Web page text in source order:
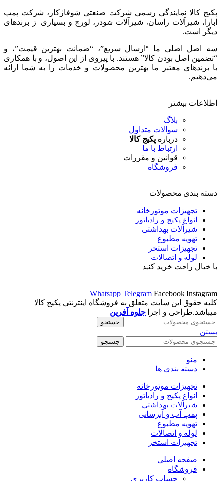
پکیج کالا نمایندگی رسمی شرکت صنعتی شوفاژکار، شرکت پمپ
ابارا، شیرآلات راسان، شیرآلات شودر، لورچ و بسیاری از برندهای
دیگر است.
سه اصل اصلی ما “ارسال سریع”، “ضمانت بهترین قیمت”، و
“تضمین اصل بودن کالا” هستند. با پیروی از این اصول، و با همکاری
با برندهای معتبر ما بهترین محصولات و خدمات را به شما ارائه
می‌دهیم.
اطلاعات بیشتر
بلاگ
سوالات متداول
درباره پکیج کالا
ارتباط با ما
قوانین و مقررات
فروشگاه
دسته بندی محصولات
تجهیزات موتورخانه
انواع پکیج و رادیاتور
شیرآلات بهداشتی
تهویه مطبوع
تجهیزات استخر
لوله و اتصالات
با خیال راحت خرید کنید
Whatsapp Telegram Facebook Instagram
کلیه حقوق این سایت متعلق به فروشگاه اینترنتی پکیج کالا
میباشد.طراحی و اجرا جلوه آفرین
جستجو
بستن
جستجو
منو
دسته بندی ها
تجهیزات موتورخانه
انواع پکیج و رادیاتور
شیرآلات بهداشتی
پمپ آب و آبرسانی
تهویه مطبوع
لوله و اتصالات
تجهیزات استخر
صفحه اصلی
فروشگاه
حساب کاربری